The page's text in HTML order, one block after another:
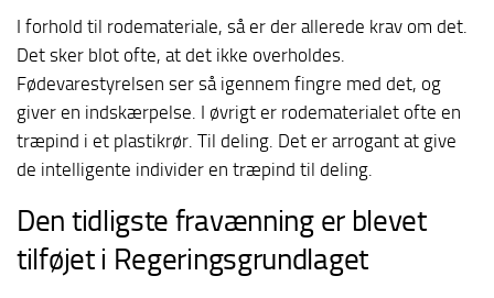
I forhold til rodemateriale, så er der allerede krav om det.
Det sker blot ofte, at det ikke overholdes.
Fødevarestyrelsen ser så igennem fingre med det, og
giver en indskærpelse. I øvrigt er rodematerialet ofte en
træpind i et plastikrør. Til deling. Det er arrogant at give
de intelligente individer en træpind til deling.
Den tidligste fravænning er blevet
tilføjet i Regeringsgrundlaget